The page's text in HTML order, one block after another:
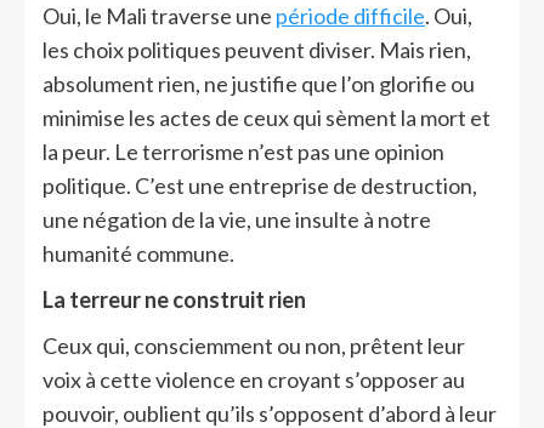
Oui, le Mali traverse une période difficile. Oui,
les choix politiques peuvent diviser. Mais rien,
absolument rien, ne justifie que l’on glorifie ou
minimise les actes de ceux qui sèment la mort et
la peur. Le terrorisme n’est pas une opinion
politique. C’est une entreprise de destruction,
une négation de la vie, une insulte à notre
humanité commune.
La terreur ne construit rien
Ceux qui, consciemment ou non, prêtent leur
voix à cette violence en croyant s’opposer au
pouvoir, oublient qu’ils s’opposent d’abord à leur